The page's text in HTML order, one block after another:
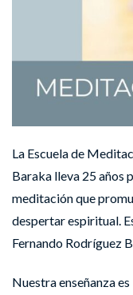
La Escuela de
Baraka lleva 25 años
meditación que
despertar espiritual.
Fernando Rodríguez
Nuestra enseñanza